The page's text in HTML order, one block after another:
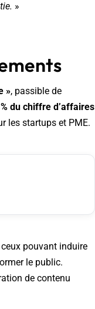
»
», passible de
du chiffre d’affaires
les startups et PME.
pouvant induire
le public.
de contenu